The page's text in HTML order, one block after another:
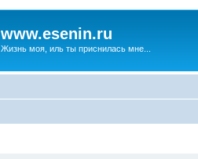
www.esenin.ru
Жизнь моя, иль ты приснилась мне...